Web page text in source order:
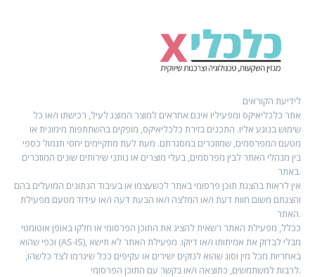
לידיעת הקוראים
אתר כלכליאיקס ומפעיליו אינם אחראים למוצר המוצג לעיל, רכישתו ו/או כל
שימוש בנוגע אליו. התכנים בזירת כלכליאיקס, מופקים בהשתתפות מימונית או
מטעם המפרסמים, שמוזכרים במסגרתם. מעת לעת מתקיימים יחסי תגמול כספי
בין מנהלי האתר לבין מפרסמים, בעלי מוצרים או נותני שירותים שונים המוזכרים
באתר.
אין לראות בהצגת תוכן פרסומי באתר לכשעצמו או בעיבוד הנתונים המועלים בהם
והצגתם משום חוות דעת ו/או המלצה ו/או הבעת דעה ו/או עידוד מטעם מפעילת
האתר.
ככלל, מפעילת האתר רשאית להציג את התוכן הפרסומי או חלקו באופן אוטומטי
וכפי שהוא (AS-IS), מבלי לבדוק את אמיתותו ו/או דיוקו. מפעילת האתר לא תישא
באחריות מכל מין וסוג שהוא לנזקים ישירים או עקיפים ככל שיגרמו לצד כלשהו,
לרבות למשתמשים, כתוצאה ו/או בקשר עם התוכן הפרסומי.